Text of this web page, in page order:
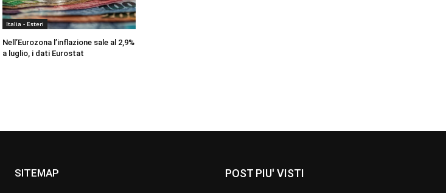
Italia - Esteri
Nell’Eurozona l’inflazione sale al 2,9%
a luglio, i dati Eurostat
SITEMAP POST PIU' VISTI